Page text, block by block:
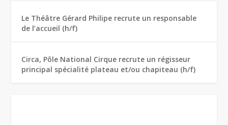
Le Théâtre Gérard Philipe recrute un responsable
de l’accueil (h/f)
Circa, Pôle National Cirque recrute un régisseur
principal spécialité plateau et/ou chapiteau (h/f)